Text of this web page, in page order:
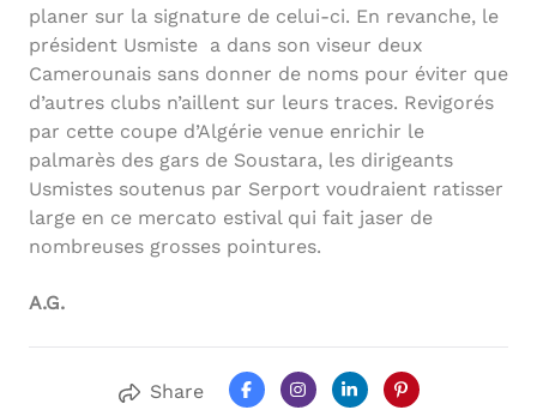
planer sur la signature de celui-ci. En revanche, le
président Usmiste a dans son viseur deux
Camerounais sans donner de noms pour éviter que
d’autres clubs n’aillent sur leurs traces. Revigorés
par cette coupe d’Algérie venue enrichir le
palmarès des gars de Soustara, les dirigeants
Usmistes soutenus par Serport voudraient ratisser
large en ce mercato estival qui fait jaser de
nombreuses grosses pointures.
A.G.
Share